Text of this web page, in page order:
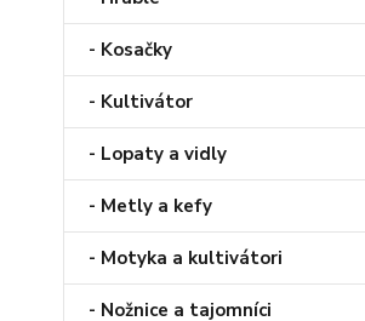
- Kosačky
- Kultivátor
- Lopaty a vidly
- Metly a kefy
- Motyka a kultivátori
- Nožnice a tajomníci